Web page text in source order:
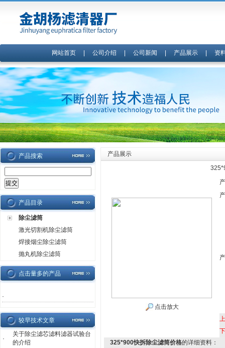
网站首页| 公司介绍 公司新闻 产品展示| 资
产品搜索
产品目录
除尘滤筒
激光切割机除尘滤筒
焊接烟尘除尘滤筒
抛丸机除尘滤筒
点击量多的产品
·
较早技术文章
·
关于除尘滤芯滤料滤器试验台
的介绍
产品展示
点击放大
325*900快拆除尘滤筒价格的详细资料：